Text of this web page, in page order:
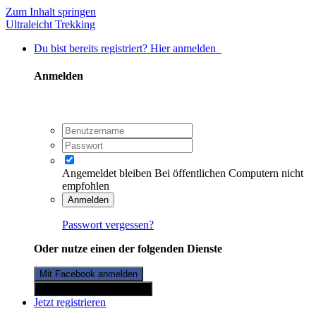
Zum Inhalt springen
Ultraleicht Trekking
Du bist bereits registriert? Hier anmelden
Anmelden
Angemeldet bleiben Bei öffentlichen Computern nicht
empfohlen
Anmelden
Passwort vergessen?
Oder nutze einen der folgenden Dienste
Mit Facebook anmelden
Jetzt registrieren